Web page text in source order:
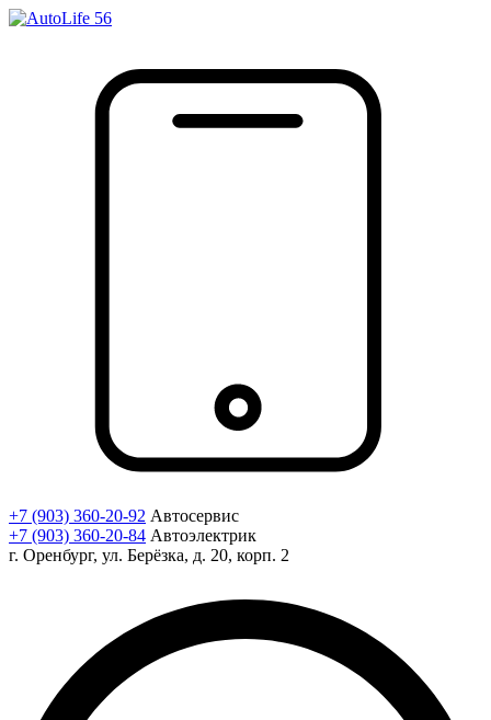
+7 (903) 360-20-92 Автосервис
+7 (903) 360-20-84 Автоэлектрик
г. Оренбург, ул. Берёзка, д. 20, корп. 2